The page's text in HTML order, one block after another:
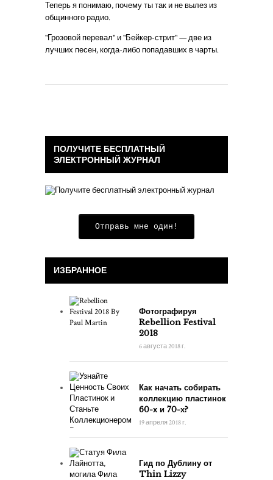
Теперь я понимаю, почему ты так и не вылез из
общинного радио.
"Грозовой перевал" и "Бейкер-стрит" — две из
лучших песен, когда-либо попадавших в чарты.
ПОЛУЧИТЕ БЕСПЛАТНЫЙ
ЭЛЕКТРОННЫЙ ЖУРНАЛ
Отправь мне один!
ИЗБРАННОЕ
Фотографируя
Rebellion Festival
2018
6 августа 2018 г.
Как начать собирать
коллекцию пластинок
60-х и 70-х?
19 апреля 2018 г.
Гид по Дублину от
Thin Lizzy